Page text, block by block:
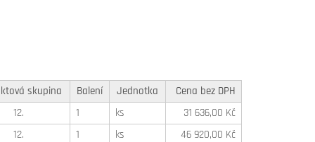
skupina Balení Jednotka
Cena bez DPH
12. 1 ks
31 636,00 Kč
12. 1 ks 46 920,00 Kč